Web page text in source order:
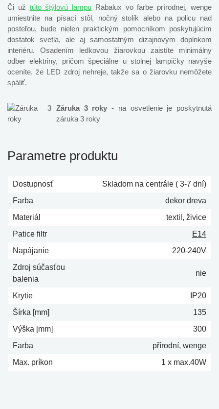
Či už túto štýlovú lampu Rabalux vo farbe prírodnej, wenge
umiestnite na písací stôl, nočný stolík alebo na policu nad
posteľou, bude nielen praktickým pomocníkom poskytujúcim
dostatok svetla, ale aj samostatným dizajnovým doplnkom
interiéru. Osadením ledkovou žiarovkou zaistíte minimálny
odber elektriny, pričom špeciálne u stolnej lampičky navyše
oceníte, že LED zdroj nehreje, takže sa o žiarovku nemôžete
spáliť.
Záruka 3 roky - na osvetlenie je poskytnutá
záruka 3 roky
Parametre produktu
Dostupnosť
Skladom na centrále ( 3-7 dní)
Farba
dekor dreva
Materiál
textil, živice
Patice filtr
E14
Napájanie
220-240V
Zdroj súčasťou
balenia
nie
Krytie
IP20
Šírka [mm]
135
Výška [mm]
300
Farba
přírodní, wenge
Max. príkon
1 x max.40W